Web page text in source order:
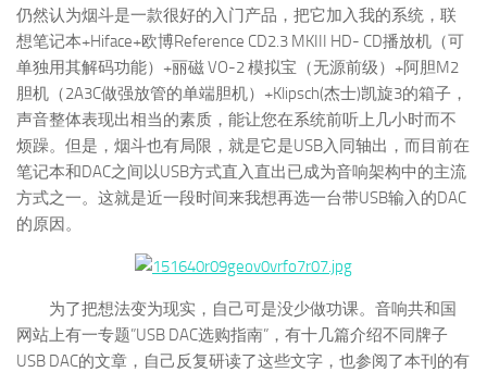
仍然认为烟斗是一款很好的入门产品，把它加入我的系统，联
想笔记本+Hiface+欧博Reference CD2.3 MKIII HD- CD播放机（可
单独用其解码功能）+丽磁 VO-2 模拟宝（无源前级）+阿胆M2
胆机（2A3C做强放管的单端胆机）+Klipsch(杰士)凯旋3的箱子，
声音整体表现出相当的素质，能让您在系统前听上几小时而不
烦躁。但是，烟斗也有局限，就是它是USB入同轴出，而目前在
笔记本和DAC之间以USB方式直入直出已成为音响架构中的主流
方式之一。这就是近一段时间来我想再选一台带USB输入的DAC
的原因。
为了把想法变为现实，自己可是没少做功课。音响共和国
网站上有一专题”USB DAC选购指南”，有十几篇介绍不同牌子
USB DAC的文章，自己反复研读了这些文字，也参阅了本刊的有